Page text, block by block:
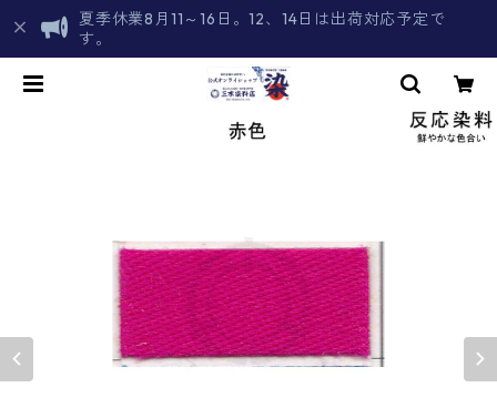
夏季休業8月11～16日。12、14日は出荷対応予定で
す。